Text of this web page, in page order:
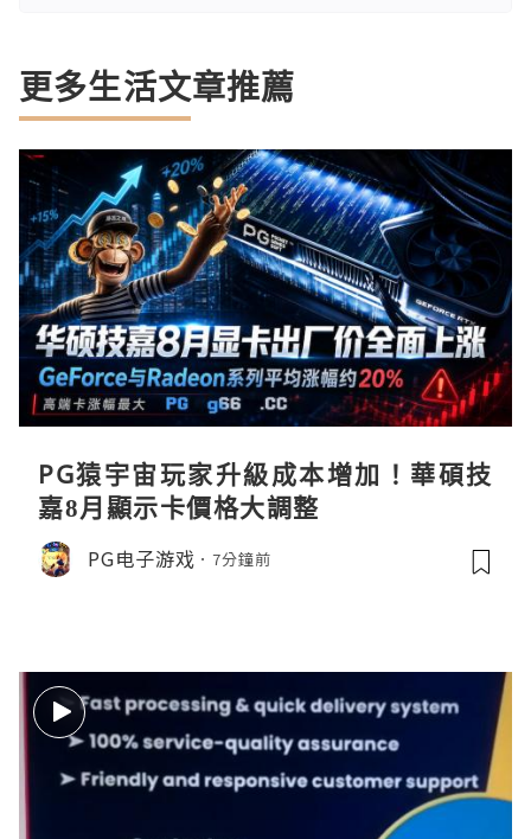
更多生活文章推薦
PG猿宇宙玩家升級成本增加！華碩技
嘉8月顯示卡價格大調整
PG电子游戏 7分鐘前